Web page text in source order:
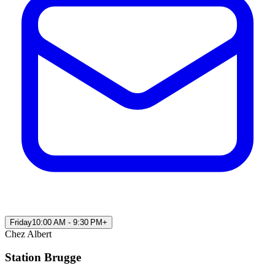
Friday10:00 AM - 9:30 PM+
Chez Albert
Station Brugge